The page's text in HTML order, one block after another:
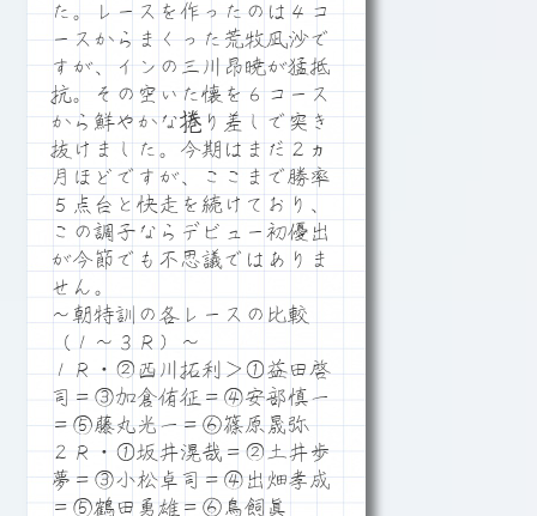
た。レースを作ったのは４コ
ースからまくった荒牧凪沙で
すが、インの三川昂暁が猛抵
抗。その空いた懐を６コース
から鮮やかな捲り差しで突き
抜けました。今期はまだ２ヵ
月ほどですが、ここまで勝率
５点台と快走を続けており、
この調子ならデビュー初優出
が今節でも不思議ではありま
せん。
～朝特訓の各レースの比較
（１～３Ｒ）～
１Ｒ・②西川拓利＞①益田啓
司＝③加倉侑征＝④安部慎一
＝⑤藤丸光一＝⑥篠原晟弥
２Ｒ・①坂井滉哉＝②土井歩
夢＝③小松卓司＝④出畑孝成
＝⑤鶴田勇雄＝⑥鳥飼眞